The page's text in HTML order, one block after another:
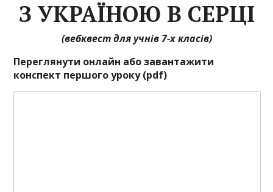
З УКРАЇНОЮ В СЕРЦІ
(вебквест для учнів 7-х класів)
Переглянути онлайн або завантажити
конспект першого уроку (pdf)